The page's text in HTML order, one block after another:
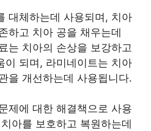
대체하는데 사용되며, 치아
하고 치아 공을 채우는데
는 치아의 손상을 보강하고
이 되며, 라미네이트는 치아
을 개선하는데 사용됩니다.
제에 대한 해결책으로 사용
아를 보호하고 복원하는데